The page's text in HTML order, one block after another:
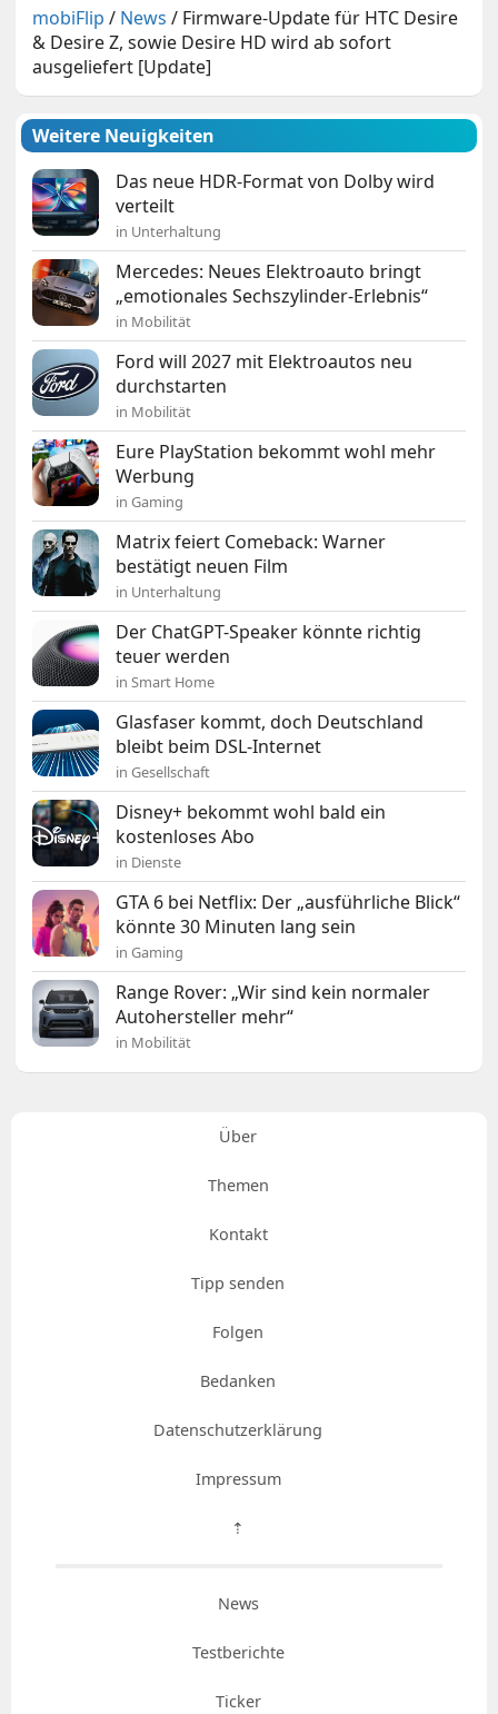
mobiFlip / News / Firmware-Update für HTC Desire
& Desire Z, sowie Desire HD wird ab sofort
ausgeliefert [Update]
Weitere Neuigkeiten
Das neue HDR-Format von Dolby wird
verteilt
in Unterhaltung
Mercedes: Neues Elektroauto bringt
„emotionales Sechszylinder-Erlebnis“
in Mobilität
Ford will 2027 mit Elektroautos neu
durchstarten
in Mobilität
Eure PlayStation bekommt wohl mehr
Werbung
in Gaming
Matrix feiert Comeback: Warner
bestätigt neuen Film
in Unterhaltung
Der ChatGPT-Speaker könnte richtig
teuer werden
in Smart Home
Glasfaser kommt, doch Deutschland
bleibt beim DSL-Internet
in Gesellschaft
Disney+ bekommt wohl bald ein
kostenloses Abo
in Dienste
GTA 6 bei Netflix: Der „ausführliche Blick“
könnte 30 Minuten lang sein
in Gaming
Range Rover: „Wir sind kein normaler
Autohersteller mehr“
in Mobilität
Über
Themen
Kontakt
Tipp senden
Folgen
Bedanken
Datenschutzerklärung
Impressum
⇡
News
Testberichte
Ticker